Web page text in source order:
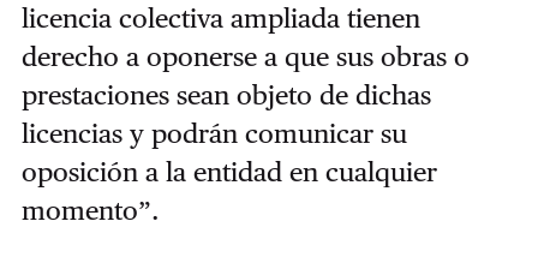
licencia colectiva ampliada tienen
derecho a oponerse a que sus obras o
prestaciones sean objeto de dichas
licencias y podrán comunicar su
oposición a la entidad en cualquier
momento”.